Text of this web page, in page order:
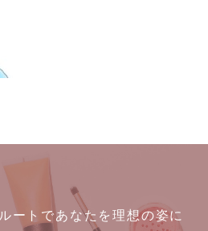
トであなたを理想の姿に